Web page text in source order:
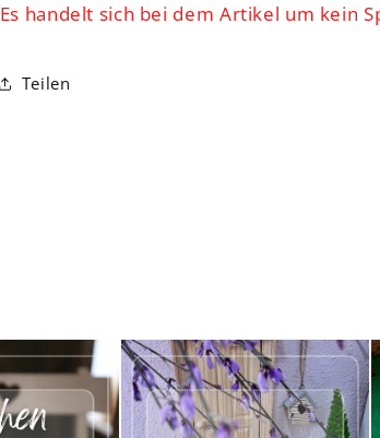
Es handelt sich bei dem Artikel um kein
Teilen